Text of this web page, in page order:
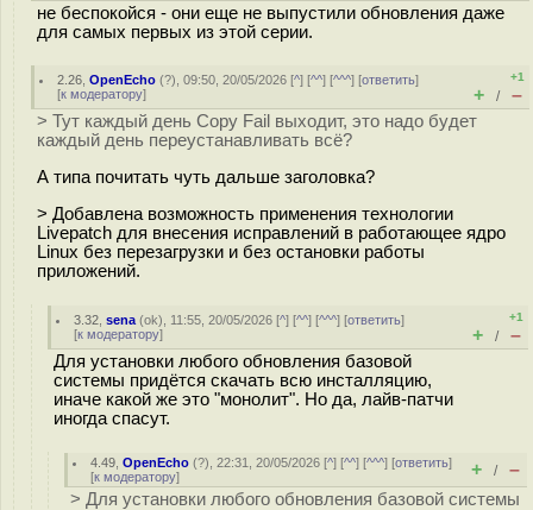
не беспокойся - они еще не выпустили обновления даже
для самых первых из этой серии.
2.26 ,OpenEcho (?), 09:50, 20/05/2026 [^] [^^] [^^^] [ответить]
[к модератору]
+1
+ / –
> Тут каждый день Copy Fail выходит, это надо будет
каждый день переустанавливать всё?
А типа почитать чуть дальше заголовка?
> Добавлена возможность применения технологии
Livepatch для внесения исправлений в работающее ядро
Linux без перезагрузки и без остановки работы
приложений.
3.32 ,sena (ok), 11:55, 20/05/2026 [^] [^^] [^^^] [ответить]
[к модератору]
+1
+ / –
Для установки любого обновления базовой
системы придётся скачать всю инсталляцию,
иначе какой же это "монолит". Но да, лайв-патчи
иногда спасут.
4.49 ,OpenEcho (?), 22:31, 20/05/2026 [^] [^^] [^^^] [ответить]
[к модератору] + / –
> Для установки любого обновления базовой системы